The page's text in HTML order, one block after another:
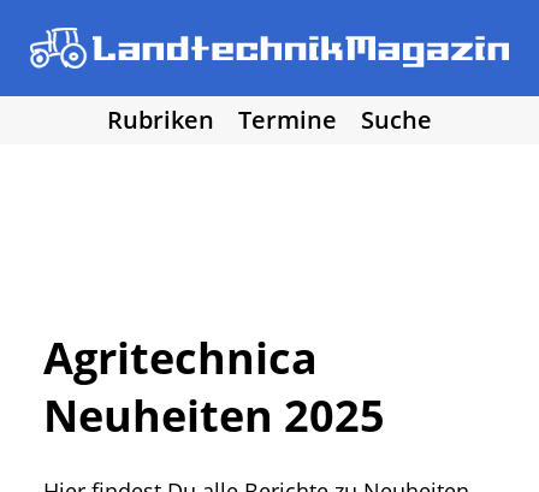
Rubriken Termine
Suche
• Hof- und Stalltechnik
• Forst, Garten und Kommune
• NawaRo und erneuerbare Energie
Agritechnica
Neuheiten 2025